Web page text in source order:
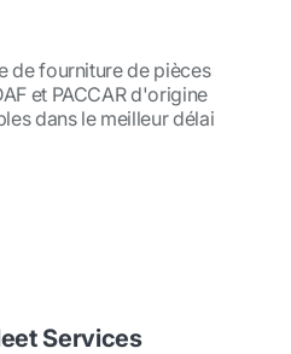
de fourniture de pièces
et PACCAR d'origine
dans le meilleur délai
Services